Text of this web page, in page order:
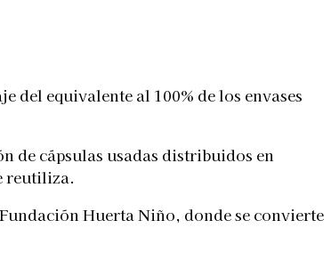
equivalente al 100% de los envases
de cápsulas usadas distribuidos en
reutiliza.
Huerta Niño, donde se convierte